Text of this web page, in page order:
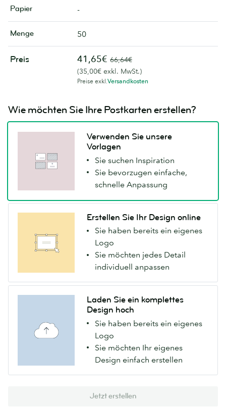
Papier -
Menge 50
Preis 41,65€ 66,64€
(35,00€ exkl. MwSt.)
Preise exkl.Versandkosten
Wie möchten Sie Ihre Postkarten erstellen?
Verwenden Sie unsere
Vorlagen
Sie suchen Inspiration
Sie bevorzugen einfache,
schnelle Anpassung
Erstellen Sie Ihr Design online
Sie haben bereits ein eigenes
Logo
Sie möchten jedes Detail
individuell anpassen
Laden Sie ein komplettes
Design hoch
Sie haben bereits ein eigenes
Logo
Sie möchten Ihr eigenes
Design einfach erstellen
Jetzt erstellen